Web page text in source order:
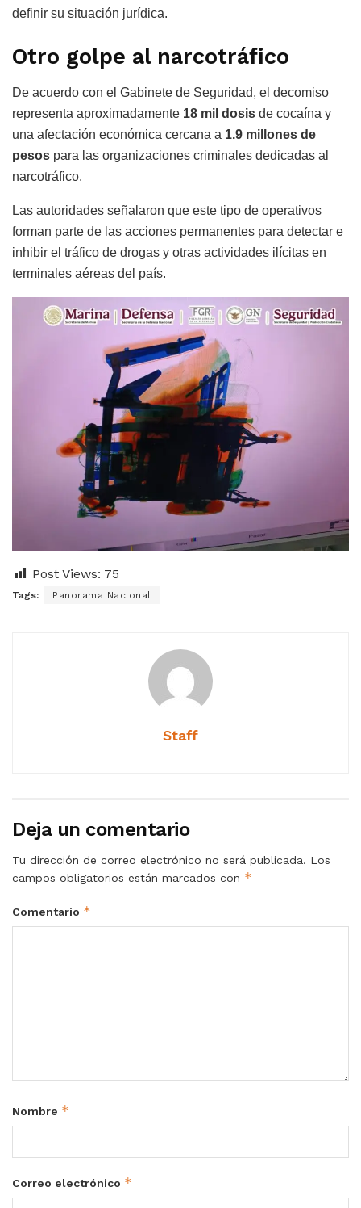
definir su situación jurídica.
Otro golpe al narcotráfico
De acuerdo con el Gabinete de Seguridad, el decomiso
representa aproximadamente 18 mil dosis de cocaína y
una afectación económica cercana a 1.9 millones de
pesos para las organizaciones criminales dedicadas al
narcotráfico.
Las autoridades señalaron que este tipo de operativos
forman parte de las acciones permanentes para detectar e
inhibir el tráfico de drogas y otras actividades ilícitas en
terminales aéreas del país.
Post Views: 75
Tags: Panorama Nacional
Staff
Deja un comentario
Tu dirección de correo electrónico no será publicada. Los
campos obligatorios están marcados con *
Comentario *
Nombre *
Correo electrónico *